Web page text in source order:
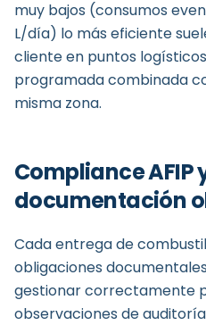
muy bajos (consumos
L/día) lo más eficiente
cliente en puntos
programada combinada
misma zona.
Compliance AFIP
documentación
Cada entrega de
obligaciones
gestionar correctamente
observaciones de